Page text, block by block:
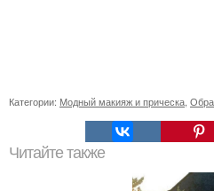
Категории: Модный макияж и прическа
Читайте также